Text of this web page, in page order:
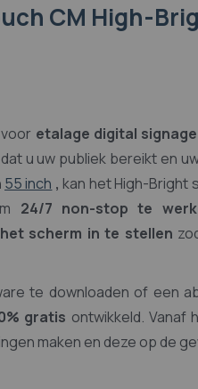
CM High-
etalage digital signage
u uw publiek bereikt en
55 inch , kan het High-Bright
24/7 non-stop te
scherm in te stellen
te downloaden of een
gratis ontwikkeld. Vanaf
maken en deze op de